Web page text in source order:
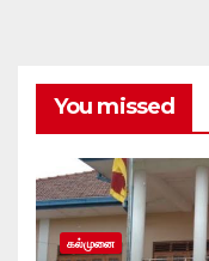
You missed
கல்முனை